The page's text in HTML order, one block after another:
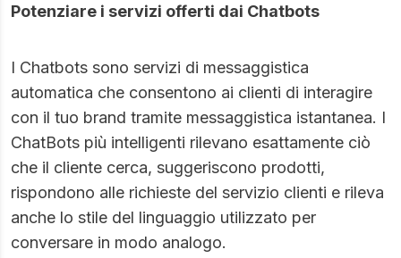
Potenziare i servizi offerti dai Chatbots
I Chatbots sono servizi di messaggistica
automatica che consentono ai clienti di interagire
con il tuo brand tramite messaggistica istantanea. I
ChatBots più intelligenti rilevano esattamente ciò
che il cliente cerca, suggeriscono prodotti,
rispondono alle richieste del servizio clienti e rileva
anche lo stile del linguaggio utilizzato per
conversare in modo analogo.